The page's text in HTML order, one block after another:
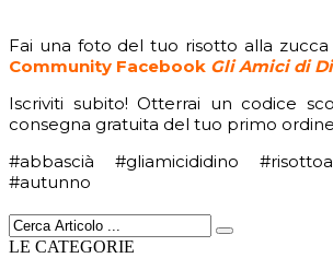
Fai una foto del tuo risotto alla zucca
Community Facebook Gli Amici di
Iscriviti subito! Otterrai un codice
consegna gratuita del tuo primo
#abbascià #gliamicididino
#autunno
LE CATEGORIE